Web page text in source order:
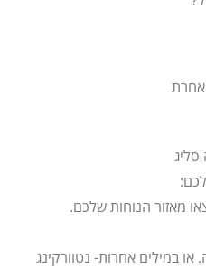
מאזור הנוחות שלכם.
או במילים אחרות- נטוורקינג